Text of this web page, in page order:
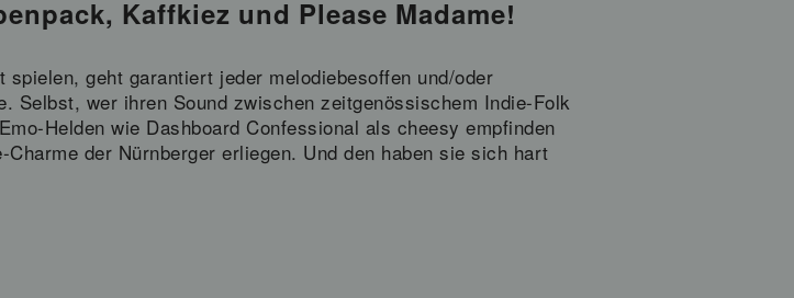
Kaffkiez und Please Madame!
spielen, geht garantiert jeder melodiebesoffen und/oder
Selbst, wer ihren Sound zwischen zeitgenössischem Indie-Folk
Helden wie Dashboard Confessional als cheesy empfinden
der Nürnberger erliegen. Und den haben sie sich hart